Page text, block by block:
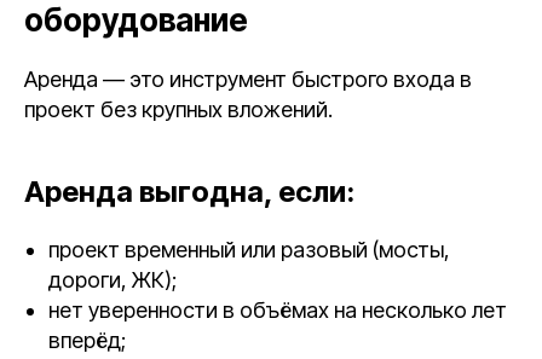
оборудование
Аренда — это инструмент быстрого входа в
проект без крупных вложений.
Аренда выгодна, если:
проект временный или разовый (мосты,
дороги, ЖК);
нет уверенности в объёмах на несколько лет
вперёд;